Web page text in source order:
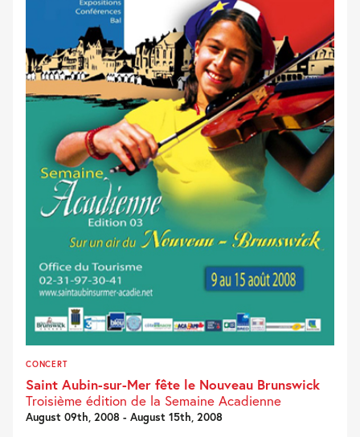
CONCERT
Saint Aubin-sur-Mer fête le Nouveau Brunswick
Troisième édition de la Semaine Acadienne
August 09th, 2008 - August 15th, 2008